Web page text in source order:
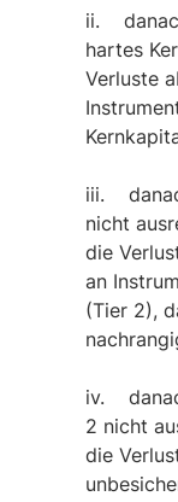
ii.
hartes
Verluste
iii.
nicht
die
an
(Tier 2),
iv.
2 nicht
die